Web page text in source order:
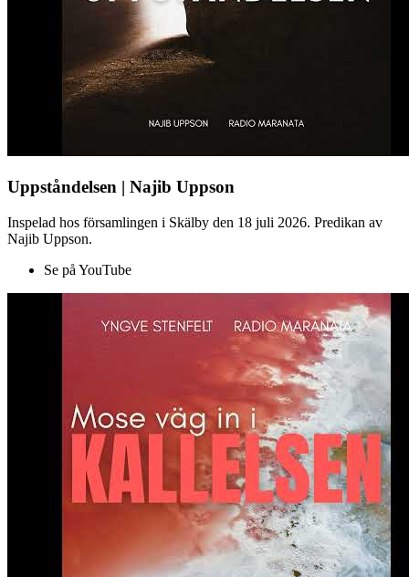
Uppståndelsen | Najib Uppson
Inspelad hos församlingen i Skälby den 18 juli 2026. Predikan av
Najib Uppson.
Se på YouTube